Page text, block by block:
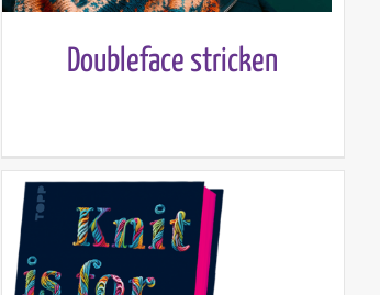
Doubleface stricken